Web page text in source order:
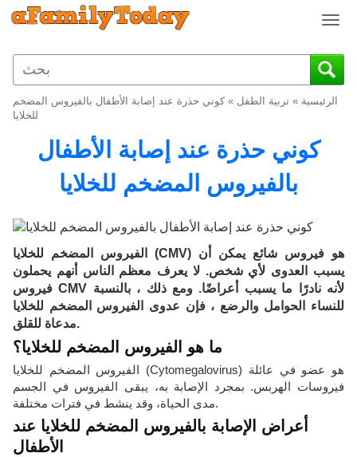
T
g
g
o
n
الرئيسية » تربية الطفل » كوني حذرة عند إصابة الأطفال بالفيروس المضخم
للخلايا
كوني حذرة عند إصابة الأطفال
بالفيروس المضخم للخلايا
الفيروس المضخم للخلايا (CMV) هو فيروس شائع يمكن أن
يسبب العدوى لأي شخص. لا يعرف معظم الناس أنهم يحملون
فيروس CMV لأنه نادرًا ما يسبب أعراضًا. ومع ذلك ، بالنسبة
للنساء الحوامل والرضع ، فإن عدوى الفيروس المضخم للخلايا
مدعاة للقلق.
ما هو الفيروس المضخم للخلايا؟
الفيروس المضخم للخلايا (Cytomegalovirus) هو عضو في عائلة
فيروسات الهربس. بمجرد الإصابة به، يبقى الفيروس في الجسم
مدى الحياة، وقد ينشط في فترات مختلفة.
أعراض الإصابة بالفيروس المضخم للخلايا عند
الأطفال